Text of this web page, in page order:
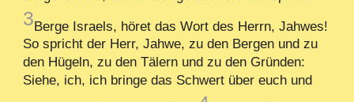
3Berge Israels, höret das Wort des Herrn, Jahwes!
So spricht der Herr, Jahwe, zu den Bergen und zu
den Hügeln, zu den Tälern und zu den Gründen:
Siehe, ich, ich bringe das Schwert über euch und